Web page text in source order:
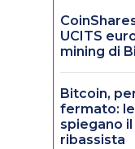
UCITS
mining di
Bitcoin,
fermato:
spiegano
ribassista